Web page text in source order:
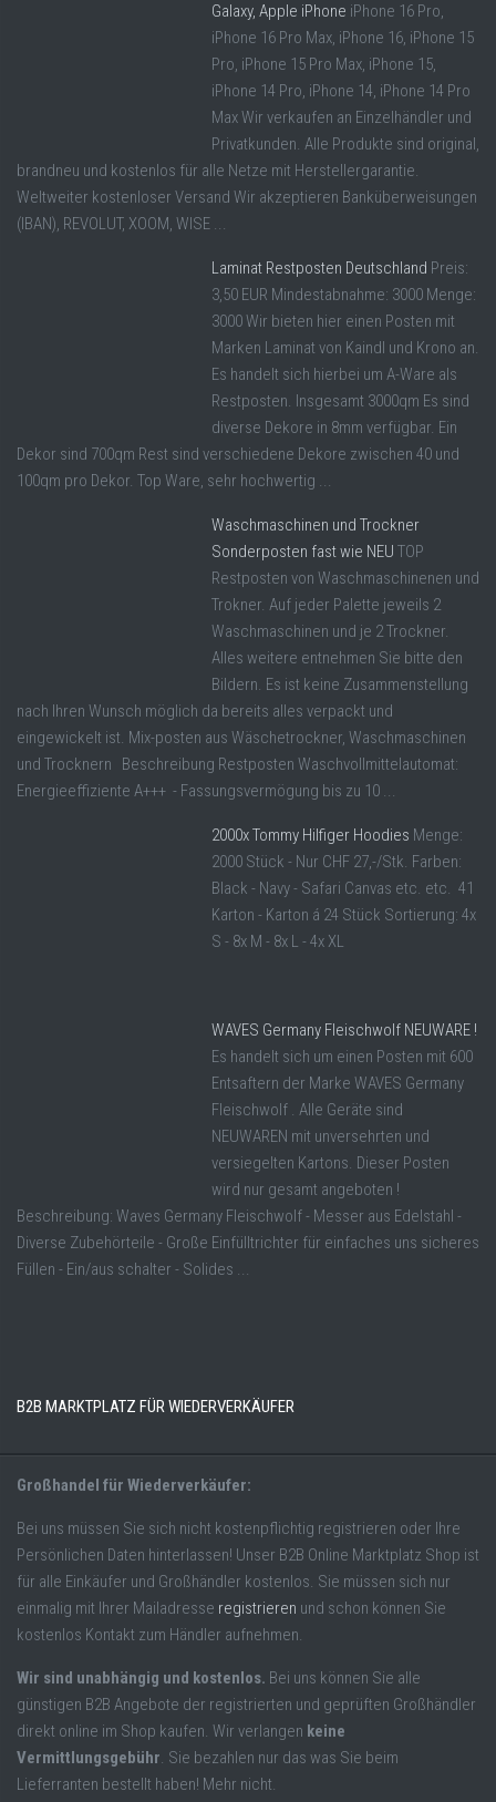
Galaxy, Apple iPhone iPhone 16 Pro,
iPhone 16 Pro Max, iPhone 16, iPhone 15
Pro, iPhone 15 Pro Max, iPhone 15,
iPhone 14 Pro, iPhone 14, iPhone 14 Pro
Max Wir verkaufen an Einzelhändler und
Privatkunden. Alle Produkte sind original,
brandneu und kostenlos für alle Netze mit Herstellergarantie.
Weltweiter kostenloser Versand Wir akzeptieren Banküberweisungen
(IBAN), REVOLUT, XOOM, WISE ...
Laminat Restposten Deutschland Preis:
3,50 EUR Mindestabnahme: 3000 Menge:
3000 Wir bieten hier einen Posten mit
Marken Laminat von Kaindl und Krono an.
Es handelt sich hierbei um A-Ware als
Restposten. Insgesamt 3000qm Es sind
diverse Dekore in 8mm verfügbar. Ein
Dekor sind 700qm Rest sind verschiedene Dekore zwischen 40 und
100qm pro Dekor. Top Ware, sehr hochwertig ...
Waschmaschinen und Trockner
Sonderposten fast wie NEU TOP
Restposten von Waschmaschinenen und
Trokner. Auf jeder Palette jeweils 2
Waschmaschinen und je 2 Trockner.
Alles weitere entnehmen Sie bitte den
Bildern. Es ist keine Zusammenstellung
nach Ihren Wunsch möglich da bereits alles verpackt und
eingewickelt ist. Mix-posten aus Wäschetrockner, Waschmaschinen
und Trocknern Beschreibung Restposten Waschvollmittelautomat:
Energieeffiziente A+++ - Fassungsvermögung bis zu 10 ...
2000x Tommy Hilfiger Hoodies Menge:
2000 Stück - Nur CHF 27,-/Stk. Farben:
Black - Navy - Safari Canvas etc. etc. 41
Karton - Karton á 24 Stück Sortierung: 4x
S - 8x M - 8x L - 4x XL
WAVES Germany Fleischwolf NEUWARE !
Es handelt sich um einen Posten mit 600
Entsaftern der Marke WAVES Germany
Fleischwolf . Alle Geräte sind
NEUWAREN mit unversehrten und
versiegelten Kartons. Dieser Posten
wird nur gesamt angeboten !
Beschreibung: Waves Germany Fleischwolf - Messer aus Edelstahl -
Diverse Zubehörteile - Große Einfülltrichter für einfaches uns sicheres
Füllen - Ein/aus schalter - Solides ...
B2B MARKTPLATZ FÜR WIEDERVERKÄUFER
Großhandel für Wiederverkäufer:
Bei uns müssen Sie sich nicht kostenpflichtig registrieren oder Ihre
Persönlichen Daten hinterlassen! Unser B2B Online Marktplatz Shop ist
für alle Einkäufer und Großhändler kostenlos. Sie müssen sich nur
einmalig mit Ihrer Mailadresse registrieren und schon können Sie
kostenlos Kontakt zum Händler aufnehmen.
Wir sind unabhängig und kostenlos. Bei uns können Sie alle
günstigen B2B Angebote der registrierten und geprüften Großhändler
direkt online im Shop kaufen. Wir verlangen keine
Vermittlungsgebühr. Sie bezahlen nur das was Sie beim
Lieferranten bestellt haben! Mehr nicht.